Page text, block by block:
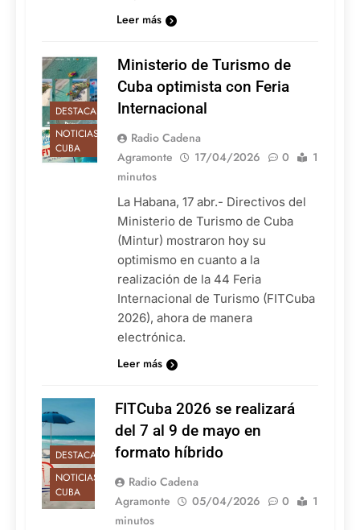
Leer más
DESTACADAS
NOTICIAS DE
CUBA
Ministerio de Turismo de
Cuba optimista con Feria
Internacional
Radio Cadena
Agramonte
17/04/2026 0
1
minutos
La Habana, 17 abr.- Directivos del
Ministerio de Turismo de Cuba
(Mintur) mostraron hoy su
optimismo en cuanto a la
realización de la 44 Feria
Internacional de Turismo (FITCuba
2026), ahora de manera
electrónica.
Leer más
DESTACADAS
NOTICIAS DE
CUBA
FITCuba 2026 se realizará
del 7 al 9 de mayo en
formato híbrido
Radio Cadena
Agramonte
05/04/2026 0
1
minutos